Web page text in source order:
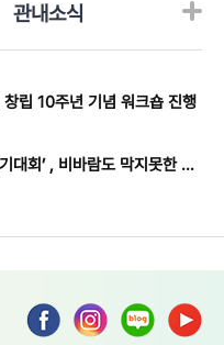
관내소식
립 10주년 기념 워크숍 진행
[센터소식] ‘2026년 신천동 주민 걷기대회’ , 비바람도 막지못한 열정을 보이며 성료